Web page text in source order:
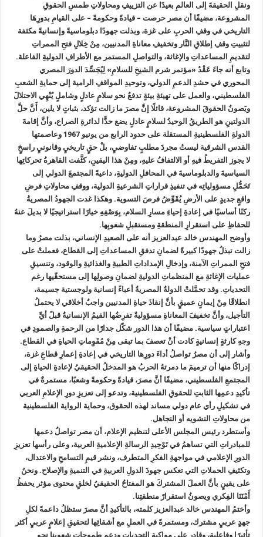
ونقلِ الحقيقةَ إلى العالمِ بعيدًا عن التزييفِ ومحاولاتِ طمسِ الحقوقِ
المشروعة، مضيفًا أن مصر حرصت – قيادةً وحكومةً – على القيامِ بدورِهَا
التاريخي في وقفِ الحربِ على غزة، وبذلت جهودًا دبلوماسيةً وإنسانيةً مكثفة
لتثبيتِ وقفِ إطلاقِ النَّار وتخفيفِ معاناةِ المدنيين، مِنْ خِلالِ فتحِ الممراتِ
لتقديمِ المساعداتِ والإغاثة، والتواصلِ المستمر مع الأطرافِ الدوليةِ الفاعلة.
وتابع أنه جاءَ عَقْدُ «مؤتمر شرم الشيخِ للسلامِ» لِيُجَسِّدَ الدورَ المصري
المحوري في حشدِ الدعمِ الدولي، وتوحيدِ المواقفِ الرامية إلى حمايةِ الشعبِ
الفلسطيني، والعمل على تهيئةِ بيئةٍ تدفعُ نحو سلامٍ عادلٍ وشاملٍ يُنْهِي الاحتلالَ
ويَصونُ الحقوقَ المشروعة، قائلًا إنَّ مصرَ ما زالت تؤكد، بثباتٍ لا يلين، أَنَّ حلَّ
الدولتينِ هو الطريقُ الوحيدُ لسلامٍ عادلٍ يضع حدًّا لدائرةِ الصراع، وأنَّ إقامةَ
الدولةِ الفلسطينيةِ المستقلة على حدود الرابع من يونيو 1967 وعاصمتها
القدس الشرقية ليستُ مجردَ مطلبٍ تفاوضيٍ، بلْ حقٍ تاريخيٍ وقانونيٍ راسخٍ
لا يجوز التفريطُ فيهِ أو الالتفافُ عليهِ، ومِنْ هذا اليقينِ، كثَّفت القاهرةُ تحركاتِها
السياسيةَ والدبلوماسيةَ في المحافلِ الدوليةِ، داعيةً المجتمعَ الدولي إلى
تَحَمُّلِ مسؤولياتِه في تنفيذِ قراراتِ الشرعيةِ الدولية، ووقفِ محاولاتِ فرضِ
واقعٍ جديدٍ على الأرضِ يُقَوِّضُ فرصَ التسوية. وهكذا غدت الجهودُ المصريةُ
ركنًا أساسيًا في إعادةِ إحياءِ مسارِ السلام، بِوَصْفِهِ خيارًا استراتيجيًا لا بديلَ عنهُ
للحفاظِ على استقرارِ المنطقةِ ومستقبلِ شعوبِها.
وأوضح المهندس خالد عبدالعزيز أنه على الصعيدِ الإنساني، بذلت مصرُ وما
زالت تبذلُ جهودًا كبيرةً لضمانِ تدفقِ المساعداتِ إلى القطاع، فعملتْ على
فتحِ الممراتِ الآمنة، وإدخالِ الإمداداتِ الطبيةِ والغذائيةِ والوقود، وتنسيقِ
عمليات الإغاثةِ مع المنظماتِ الدوليةِ لضمانِ وصولِها إلى مستحقّيها رغم
التحدياتِ. وقد تحمَّلتْ الدولةُ المصريةُ أعباءً إنسانية ولوجستية جسيمة،
انطلاقًا مِنْ إيمانٍ عميقٍ بأنَّ إنقاذَ حياةِ المدنيين واجبٌ أخلاقي لا يحتملُ
التأجيل، وأنَّ تخفيفَ المعاناةِ مسؤوليةٌ تفرِضُها القيمُ الإنسانيةُ قبلً أيِّ
اعتباراتٍ سياسية. مضيفًا أن هذا الدور شكّل جدارًا من الرحمةِ والصمودِ في
وجهِ كارثةٍ إنسانيةٍ كادت أنْ تعصفَ بما تبقى مِنْ مُقَوِماتِ الحياةِ في القطاع.
وأشار إلى أن مصرُ تواصلُ أداءَ دورِها التاريخي في إعادةِ إعمارِ قطاعِ غزة،
إدراكًا منها أن ترميمَ ما دمرتهُ الحربُ هو المدخلُ الحقيقيُ لإعادةِ الحياةِ إلى
المجتمعِ الفلسطيني، مضيفًا أنَّ مصرَ، قيادةً وحكومةً وشعبًا، مستمرةٌ في
تأكيدِ دعمِها الثابتِ للحقوقِ الفلسطينية، وتدعو إلى تعزيزِ دورِ الإعلامِ العربي
في تشكيلِ رأي عام دولي مساند لهذه الحقوق، وحماية الرواية الفلسطينية
من محاولاتِ التشويه أو التجاهل.
وأستطرد رئيس المجلس الأعلى لتنظيم الإعلام، أن مصر تواصلُ دعمها
للمبادراتِ التي تساهمُ في تَوْحِيدِ الرسالةِ الإعلاميةِ العربية، وعلى رأسها تعزيزِ
الدورِ الإعلامي في مواجهةِ الفكرِ المتطرف، ونشر قيمِ التسامحِ والاعتدال،
وتكثيفِ الحملاتِ التي تعكس جهودَ الدولِ العربيةِ في التنميةِ والإصلاح. ونحنُ
على يقينٍ بأنَّ العملَ المشتركَ هو المفتاحُ الحقيقيُ لخلقِ محتوى مؤثر يحفظُ
أَمْنَنَا الفِكري ويصونُ استقرارً منطقتِنا.
وأختمُ المهندس خالد عبدالعزيز كلمته، بالتأكيدِ أنَّ مصرَ ستظلُ داعمةً لكلِ
جهدٍ عربيٍ مشترك، ومستمرةً في العملِ مع أشقائِها لتحقيقِ إعلامٍ عربيٍ أكثر
تأثيرًا وفاعلية، وقادرٍ على مواكبةِ التحدياتِ ودعمِ طموحاتِ شعوبِنا نحو